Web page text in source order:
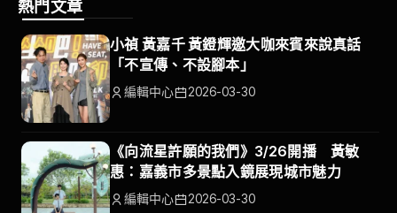
熱門文章
小禎 黃嘉千 黃鐙輝邀大咖來賓來說真話
「不宣傳、不設腳本」
編輯中心 2026-03-30
《向流星許願的我們》3/26開播 黃敏
惠：嘉義市多景點入鏡展現城市魅力
編輯中心 2026-03-30